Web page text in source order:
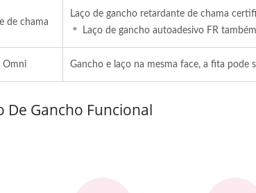
de chama
Laço de gancho retardante de chama
＊ Laço de gancho autoadesivo FR
Omni Gancho e laço na mesma face, a fita pode
De Gancho Funcional
Certificados